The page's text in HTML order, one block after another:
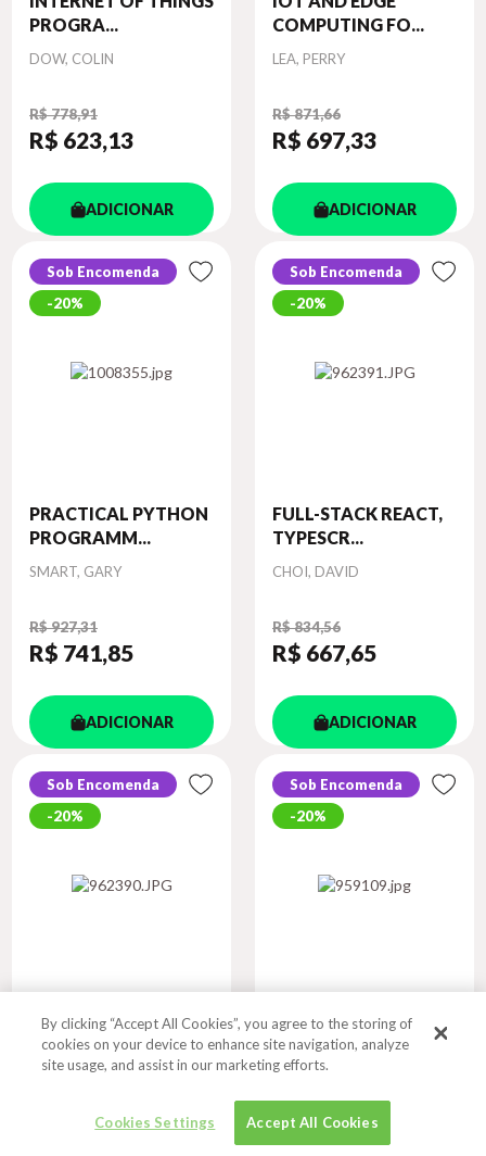
PROGRA...
Autor
DOW, COLIN
R$ 778,91
R$ 623,13
ADICIONAR
COMPUTING FO...
Autor
LEA, PERRY
R$ 871,66
R$ 697,33
ADICIONAR
Sob Encomenda
20%
PRACTICAL PYTHON
PROGRAMM...
Autor
SMART, GARY
R$ 927,31
R$ 741,85
ADICIONAR
Sob Encomenda
20%
FULL-STACK REACT,
TYPESCR...
Autor
CHOI, DAVID
R$ 834,56
R$ 667,65
ADICIONAR
Sob Encomenda
20%
FULL-STACK REACT
PROJECTS...
Sob Encomenda
20%
GETTING STARTED
WITH STRE...
By clicking “Accept All Cookies”, you agree to the storing of
cookies on your device to enhance site navigation, analyze
site usage, and assist in our marketing efforts.
Cookies Settings Accept All Cookies